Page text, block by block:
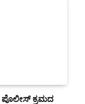
ಪೊಲೀಸ್ ಕ್ರಮದ